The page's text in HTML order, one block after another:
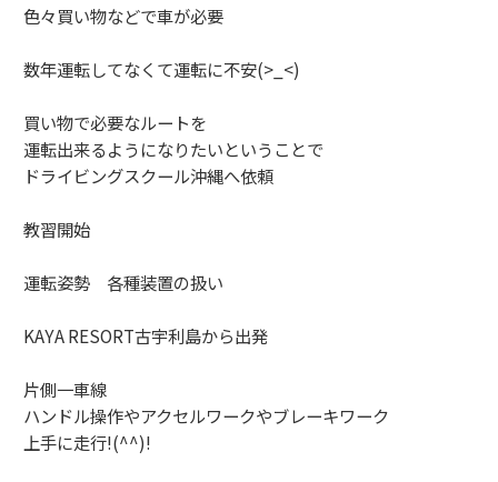
色々買い物などで車が必要
数年運転してなくて運転に不安(>_<)
買い物で必要なルートを
運転出来るようになりたいということで
ドライビングスクール沖縄へ依頼
教習開始
運転姿勢 各種装置の扱い
KAYA RESORT古宇利島から出発
片側一車線
ハンドル操作やアクセルワークやブレーキワーク
上手に走行!(^^)!